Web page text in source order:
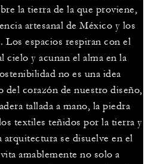
la tierra de la que proviene,
artesanal de México y los
Los espacios respiran con el
cielo y acunan el alma en la
no es una idea
del corazón de nuestro diseño,
tallada a mano, la piedra
textiles teñidos por la tierra y
se disuelve en el
amablemente no solo a